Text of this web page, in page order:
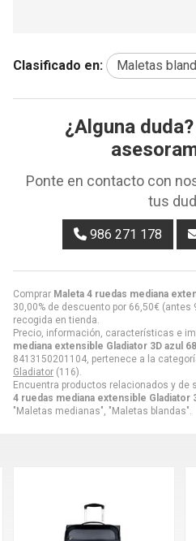
Comprar Maleta 4 ruedas mediana
30,00% de descuento por 66,50€ (antes
recogida en tienda.
Precio, información, características e
mediana extensible Gladiator 3D azul
8413150201104, pertenece a la
Gladiator (116).
Encuentra productos relacionados y
4 ruedas mediana extensible Gladiator
"Maletas medianas", "Maletas blandas".
Clasificado en: Maletas
¿Alguna
Ponte en contacto con
tus
986 271 178